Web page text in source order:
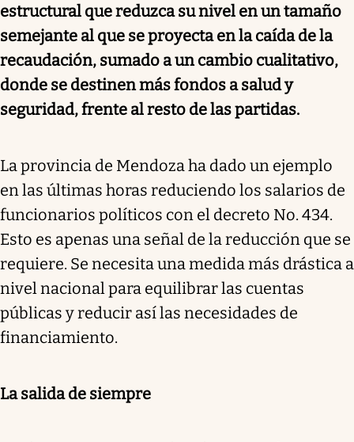
estructural que reduzca su nivel en un tamaño
semejante al que se proyecta en la caída de la
recaudación, sumado a un cambio cualitativo,
donde se destinen más fondos a salud y
seguridad, frente al resto de las partidas.
La provincia de Mendoza ha dado un ejemplo
en las últimas horas reduciendo los salarios de
funcionarios políticos con el decreto No. 434.
Esto es apenas una señal de la reducción que se
requiere. Se necesita una medida más drástica a
nivel nacional para equilibrar las cuentas
públicas y reducir así las necesidades de
financiamiento.
La salida de siempre